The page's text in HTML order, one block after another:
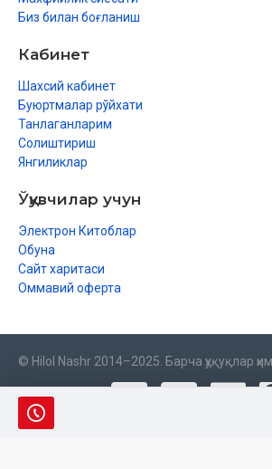
Биз билан боғланиш
Кабинет
Шахсий кабинет
Буюртмалар рўйхати
Танлаганларим
Солиштириш
Янгиликлар
Ўқувчилар учун
Электрон Китоблар
Обуна
Сайт харитаси
Оммавий оферта
© Hilol Nashr 2014–2025. Барча ҳуқуқлар